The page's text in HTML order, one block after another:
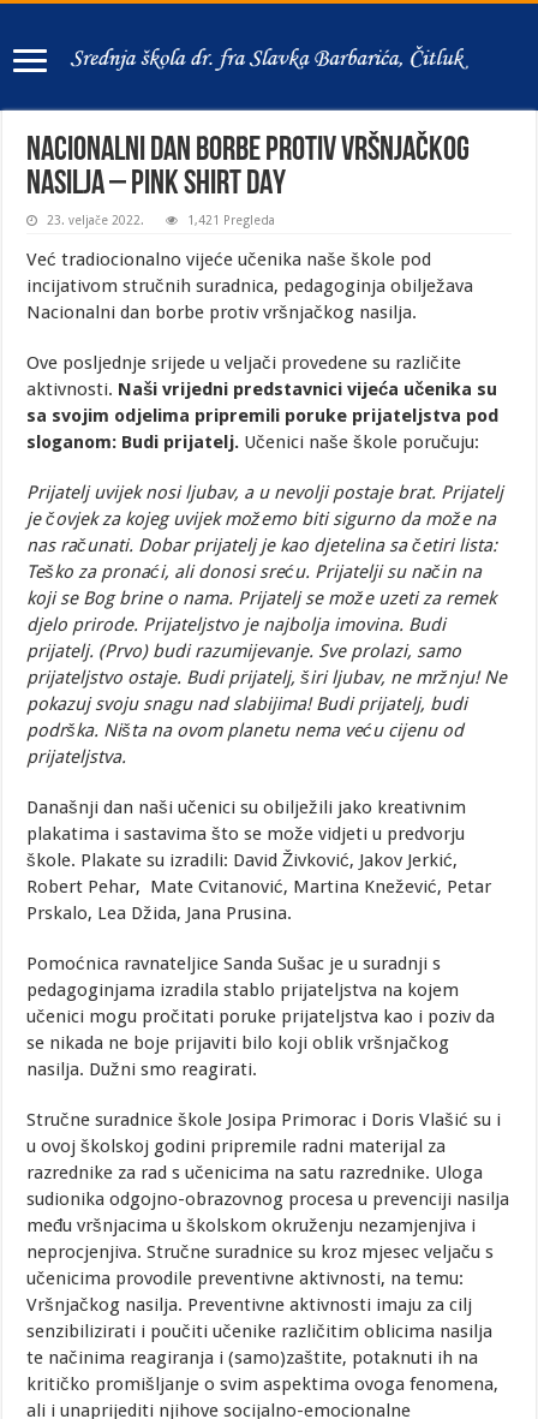
NACIONALNI DAN BORBE PROTIV VRŠNJAČKOG
NASILJA – PINK SHIRT DAY
23. veljače 2022. 1,421 Pregleda
Već tradiocionalno vijeće učenika naše škole pod
incijativom stručnih suradnica, pedagoginja obilježava
Nacionalni dan borbe protiv vršnjačkog nasilja.
Ove posljednje srijede u veljači provedene su različite
aktivnosti. Naši vrijedni predstavnici vijeća učenika su
sa svojim odjelima pripremili poruke prijateljstva pod
sloganom: Budi prijatelj. Učenici naše škole poručuju:
Prijatelj uvijek nosi ljubav, a u nevolji postaje brat. Prijatelj
je čovjek za kojeg uvijek možemo biti sigurno da može na
nas računati. Dobar prijatelj je kao djetelina sa četiri lista:
Teško za pronaći, ali donosi sreću. Prijatelji su način na
koji se Bog brine o nama. Prijatelj se može uzeti za remek
djelo prirode. Prijateljstvo je najbolja imovina. Budi
prijatelj. (Prvo) budi razumijevanje. Sve prolazi, samo
prijateljstvo ostaje. Budi prijatelj, širi ljubav, ne mržnju! Ne
pokazuj svoju snagu nad slabijima! Budi prijatelj, budi
podrška. Ništa na ovom planetu nema veću cijenu od
prijateljstva.
Današnji dan naši učenici su obilježili jako kreativnim
plakatima i sastavima što se može vidjeti u predvorju
škole. Plakate su izradili: David Živković, Jakov Jerkić,
Robert Pehar, Mate Cvitanović, Martina Knežević, Petar
Prskalo, Lea Džida, Jana Prusina.
Pomoćnica ravnateljice Sanda Sušac je u suradnji s
pedagoginjama izradila stablo prijateljstva na kojem
učenici mogu pročitati poruke prijateljstva kao i poziv da
se nikada ne boje prijaviti bilo koji oblik vršnjačkog
nasilja. Dužni smo reagirati.
Stručne suradnice škole Josipa Primorac i Doris Vlašić su i
u ovoj školskoj godini pripremile radni materijal za
razrednike za rad s učenicima na satu razrednike. Uloga
sudionika odgojno-obrazovnog procesa u prevenciji nasilja
među vršnjacima u školskom okruženju nezamjenjiva i
neprocjenjiva. Stručne suradnice su kroz mjesec veljaču s
učenicima provodile preventivne aktivnosti, na temu:
Vršnjačkog nasilja. Preventivne aktivnosti imaju za cilj
senzibilizirati i poučiti učenike različitim oblicima nasilja
te načinima reagiranja i (samo)zaštite, potaknuti ih na
kritičko promišljanje o svim aspektima ovoga fenomena,
ali i unaprijediti njihove socijalno-emocionalne